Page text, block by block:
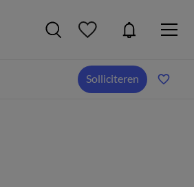
Solliciteren